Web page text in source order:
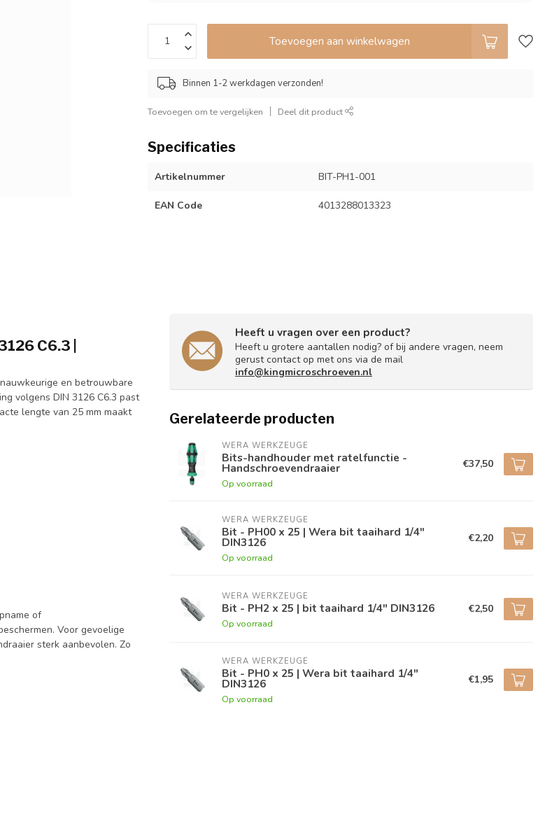
Toevoegen aan winkelwagen
Binnen 1-2 werkdagen verzonden!
Toevoegen om te vergelijken Deel dit product
Specificaties
Artikelnummer BIT-PH1-001
EAN Code 4013288013323
C6.3 |
en betrouwbare
volgens DIN 3126 C6.3 past
lengte van 25 mm maakt
of
Voor gevoelige
sterk aanbevolen. Zo
Heeft u vragen over een product?
Heeft u grotere aantallen nodig? of bij andere vragen, neem
gerust contact op met ons via de mail
info@kingmicroschroeven.nl
Gerelateerde producten
WERA WERKZEUGE
Bits-handhouder met ratelfunctie -
Handschroevendraaier
Op voorraad
€37,50
WERA WERKZEUGE
Bit - PH00 x 25 | Wera bit taaihard 1/4"
DIN3126
Op voorraad
€2,20
WERA WERKZEUGE
Bit - PH2 x 25 | bit taaihard 1/4" DIN3126
Op voorraad
€2,50
WERA WERKZEUGE
Bit - PH0 x 25 | Wera bit taaihard 1/4"
DIN3126
Op voorraad
€1,95